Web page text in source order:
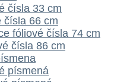
čísla 33 cm
čísla 66 cm
fóliové čísla 74 cm
čísla 86 cm
písmená